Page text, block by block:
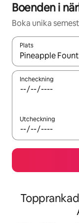
Boenden i
Boka unika
Plats
När resultaten är
Incheckning
Utcheckning